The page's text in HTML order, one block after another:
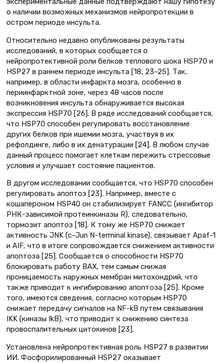
о наличии возможных механизмов нейропротекции в
остром периоде инсульта.
Относительно недавно опубликованы результаты
исследований, в которых сообщается о
нейропротективной роли белков теплового шока HSP70 и
HSP27 в раннем периоде инсульта [18, 23–25]. Так,
например, в области инфаркта мозга, особенно в
периинфарктной зоне, через 48 часов после
возникновения инсульта обнаруживается высокая
экспрессия HSP70 [26]. В ряде исследований сообщается,
что HSP70 способен регулировать восстановление
других белков при ишемии мозга, участвуя в их
рефолдинге, либо в их денатурации [24]. В любом случае
данный процесс помогает клеткам пережить стрессовые
условия и улучшает состояние пациентов.
В другом исследовании сообщается, что HSP70 способен
регулировать апоптоз [23]. Например, вместе с
кошапероном HSP40 он стабилизирует FANCC (ингибитор
РНК-зависимой протеинкиназы R), следовательно,
тормозит апоптоз [18]. К тому же HSP70 снижает
активность JNK (с-Jun N-terminal kinase), связывает Apaf-1
и AIF, что в итоге сопровождается снижением активности
апоптоза [25]. Сообщается о способности HSP70
блокировать работу BAX, тем самым снижая
проницаемость наружных мембран митохондрий, что
также приводит к ингибированию апоптоза [25]. Кроме
того, имеются сведения, согласно которым HSP70
снижает передачу сигналов на NF-kB путем связывания
IKK (киназы IkB), что приводит к снижению синтеза
провоспалительных цитокинов [23].
Установлена нейропротективная роль HSP27 в развитии
ИИ. Фосфорилированный HSP27 оказывает